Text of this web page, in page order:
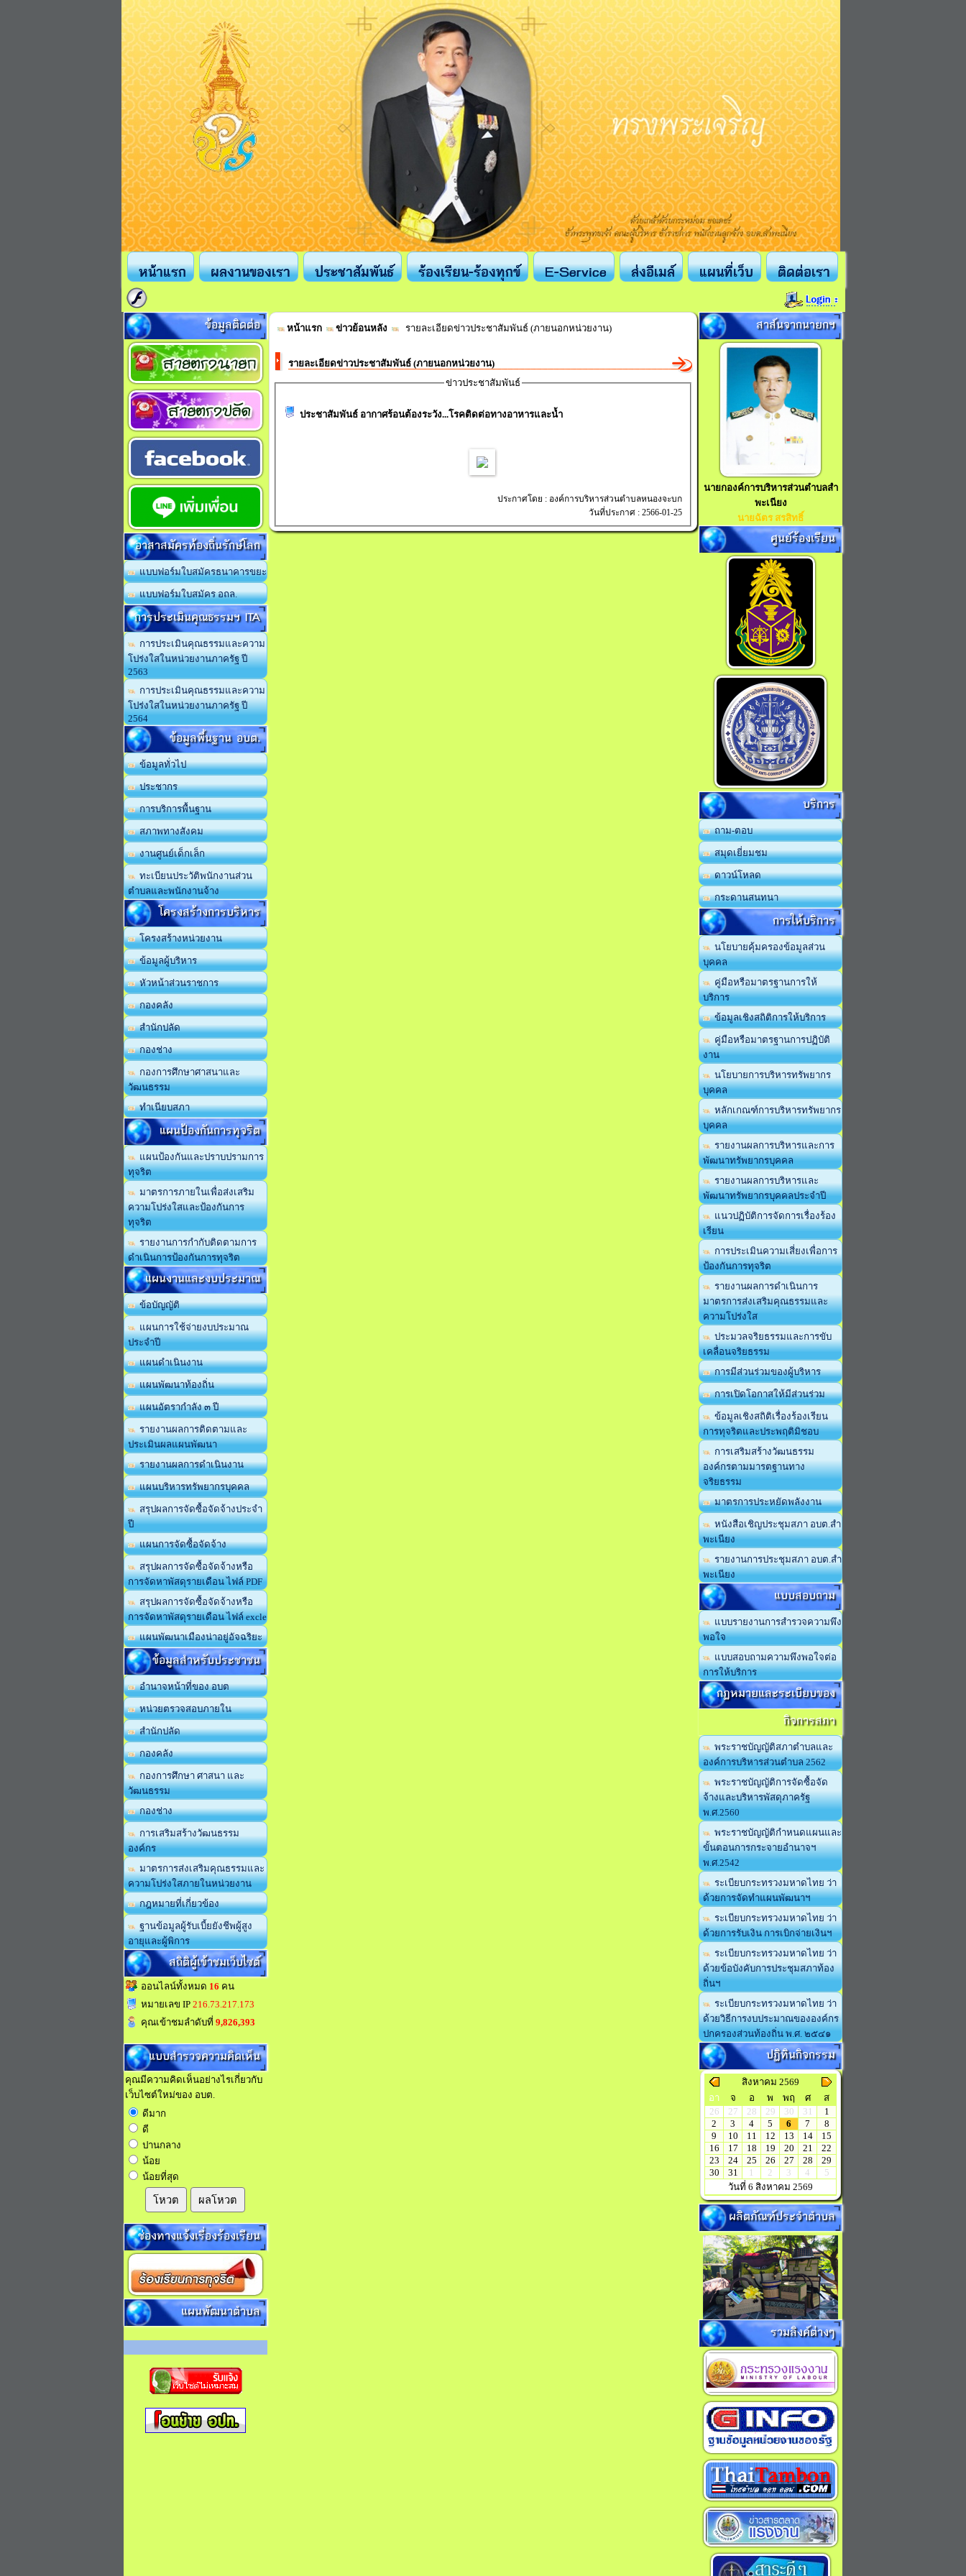
หน้าแรก ผลงานของเรา ประชาสัมพันธ์ ร้องเรียน-ร้องทุกข์ E-Service ส่งอีเมล์ แผนที่เว็บ ติดต่อเรา
ข้อมูลติดต่อ
อาสาสมัครท้องถิ่นรักษ์โลก
แบบฟอร์มใบสมัครธนาคารขยะ
แบบฟอร์มใบสมัคร อถล.
การประเมินคุณธรรมฯ ITA
การประเมินคุณธรรมและความ
โปร่งใสในหน่วยงานภาครัฐ ปี
2563
การประเมินคุณธรรมและความ
โปร่งใสในหน่วยงานภาครัฐ ปี
2564
ข้อมูลพื้นฐาน อบต.
ข้อมูลทั่วไป
ประชากร
การบริการพื้นฐาน
สภาพทางสังคม
งานศูนย์เด็กเล็ก
ทะเบียนประวัติพนักงานส่วน
ตำบลและพนักงานจ้าง
โครงสร้างการบริหาร
โครงสร้างหน่วยงาน
ข้อมูลผู้บริหาร
หัวหน้าส่วนราชการ
กองคลัง
สำนักปลัด
กองช่าง
กองการศึกษาศาสนาและ
วัฒนธรรม
ทำเนียบสภา
แผนป้องกันการทุจริต
แผนป้องกันและปราบปรามการ
ทุจริต
มาตรการภายในเพื่อส่งเสริม
ความโปร่งใสและป้องกันการ
ทุจริต
รายงานการกำกับติดตามการ
ดำเนินการป้องกันการทุจริต
แผนงานและงบประมาณ
ข้อบัญญัติ
แผนการใช้จ่ายงบประมาณ
ประจำปี
แผนดำเนินงาน
แผนพัฒนาท้องถิ่น
แผนอัตรากำลัง ๓ ปี
รายงานผลการติดตามและ
ประเมินผลแผนพัฒนา
รายงานผลการดำเนินงาน
แผนบริหารทรัพยากรบุคคล
สรุปผลการจัดซื้อจัดจ้างประจำ
ปี
แผนการจัดซื้อจัดจ้าง
สรุปผลการจัดซื้อจัดจ้างหรือ
การจัดหาพัสดุรายเดือน ไฟล์ PDF
สรุปผลการจัดซื้อจัดจ้างหรือ
การจัดหาพัสดุรายเดือน ไฟล์ excle
แผนพัฒนาเมืองน่าอยู่อัจฉริยะ
ข้อมูลสำหรับประชาชน
อำนาจหน้าที่ของ อบต
หน่วยตรวจสอบภายใน
สำนักปลัด
กองคลัง
กองการศึกษา ศาสนา และ
วัฒนธรรม
กองช่าง
การเสริมสร้างวัฒนธรรม
องค์กร
มาตรการส่งเสริมคุณธรรมและ
ความโปร่งใสภายในหน่วยงาน
กฎหมายที่เกี่ยวข้อง
ฐานข้อมูลผู้รับเบี้ยยังชีพผู้สูง
อายุและผู้พิการ
สถิติผู้เข้าชมเว็บไซต์
ออนไลน์ทั้งหมด 16 คน
หมายเลข IP 216.73.217.173
คุณเข้าชมลำดับที่ 9,826,393
แบบสำรวจความคิดเห็น
คุณมีความคิดเห็นอย่างไรเกี่ยวกับ
เว็บไซต์ใหม่ของ อบต.
ดีมาก
ดี
ปานกลาง
น้อย
น้อยที่สุด
โหวต ผลโหวต
ช่องทางแจ้งเรื่องร้องเรียน
แผนพัฒนาตำบล
หน้าแรก ข่าวย้อนหลัง รายละเอียดข่าวประชาสัมพันธ์ (ภายนอกหน่วยงาน)
รายละเอียดข่าวประชาสัมพันธ์ (ภายนอกหน่วยงาน)
ข่าวประชาสัมพันธ์
ประชาสัมพันธ์ อากาศร้อนต้องระวัง...โรคติดต่อทางอาหารและน้ำ
ประกาศโดย : องค์การบริหารส่วนตำบลหนองจะบก
วันที่ประกาศ : 2566-01-25
สาส์นจากนายกฯ
นายกองค์การบริหารส่วนตำบลสำ
พะเนียง
นายฉัตร สรสิทธิ์
ศูนย์ร้องเรียน
บริการ
ถาม-ตอบ
สมุดเยี่ยมชม
ดาวน์โหลด
กระดานสนทนา
การให้บริการ
นโยบายคุ้มครองข้อมูลส่วน
บุคคล
คู่มือหรือมาตรฐานการให้
บริการ
ข้อมูลเชิงสถิติการให้บริการ
คู่มือหรือมาตรฐานการปฏิบัติ
งาน
นโยบายการบริหารทรัพยากร
บุคคล
หลักเกณฑ์การบริหารทรัพยากร
บุคคล
รายงานผลการบริหารและการ
พัฒนาทรัพยากรบุคคล
รายงานผลการบริหารและ
พัฒนาทรัพยากรบุคคลประจำปี
แนวปฏิบัติการจัดการเรื่องร้อง
เรียน
การประเมินความเสี่ยงเพื่อการ
ป้องกันการทุจริต
รายงานผลการดำเนินการ
มาตรการส่งเสริมคุณธรรมและ
ความโปร่งใส
ประมวลจริยธรรมและการขับ
เคลื่อนจริยธรรม
การมีส่วนร่วมของผู้บริหาร
การเปิดโอกาสให้มีส่วนร่วม
ข้อมูลเชิงสถิติเรื่องร้องเรียน
การทุจริตและประพฤติมิชอบ
การเสริมสร้างวัฒนธรรม
องค์กรตามมารตฐานทาง
จริยธรรม
มาตรการประหยัดพลังงาน
หนังสือเชิญประชุมสภา อบต.สำ
พะเนียง
รายงานการประชุมสภา อบต.สำ
พะเนียง
แบบสอบถาม
แบบรายงานการสำรวจความพึง
พอใจ
แบบสอบถามความพึงพอใจต่อ
การให้บริการ
กฏหมายและระเบียบของ
กิจการสภา
พระราชบัญญัติสภาตำบลและ
องค์การบริหารส่วนตำบล 2562
พระราชบัญญัติการจัดซื้อจัด
จ้างและบริหารพัสดุภาครัฐ
พ.ศ.2560
พระราชบัญญัติกำหนดแผนและ
ขั้นตอนการกระจายอำนาจฯ
พ.ศ.2542
ระเบียบกระทรวงมหาดไทย ว่า
ด้วยการจัดทำแผนพัฒนาฯ
ระเบียบกระทรวงมหาดไทย ว่า
ด้วยการรับเงิน การเบิกจ่ายเงินฯ
ระเบียบกระทรวงมหาดไทย ว่า
ด้วยข้อบังคับการประชุมสภาท้อง
ถิ่นฯ
ระเบียบกระทรวงมหาดไทย ว่า
ด้วยวิธีการงบประมาณขององค์กร
ปกครองส่วนท้องถิ่น พ.ศ. ๒๕๔๑
ปฏิทินกิจกรรม
สิงหาคม 2569
อา
จ อ พ พฤ ศ
ส
26
27 28 29 30 31
1
2
3 4 5 6 7
8
9
10 11 12 13 14
15
16
17 18 19 20 21
22
23
24 25 26 27 28
29
30
31 1 2 3 4
5
วันที่ 6 สิงหาคม 2569
ผลิตภัณฑ์ประจำตำบล
รวมลิงค์ต่างๆ